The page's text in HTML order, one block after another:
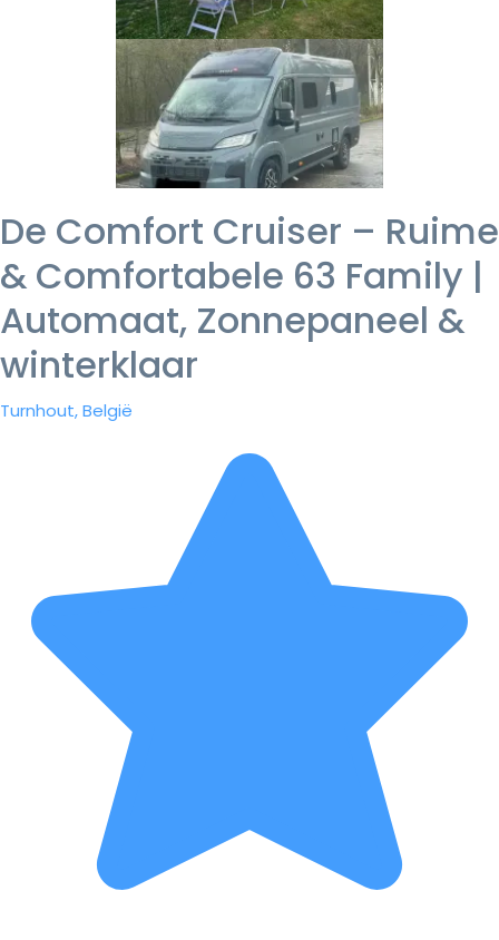
De Comfort Cruiser – Ruime
& Comfortabele 63 Family |
Automaat, Zonnepaneel &
winterklaar
Turnhout, België